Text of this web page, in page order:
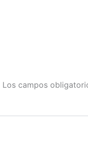
Los campos